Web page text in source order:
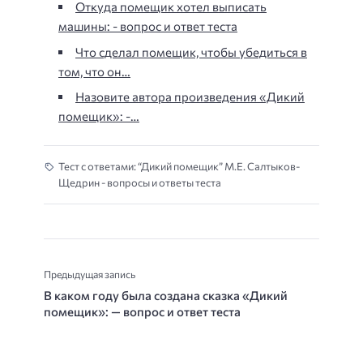
Откуда помещик хотел выписать
машины: - вопрос и ответ теста
Что сделал помещик, чтобы убедиться в
том, что он…
Назовите автора произведения «Дикий
помещик»: -…
Тест с ответами: “Дикий помещик” М.Е. Салтыков-
Щедрин - вопросы и ответы теста
Предыдущая запись
В каком году была создана сказка «Дикий
помещик»: — вопрос и ответ теста